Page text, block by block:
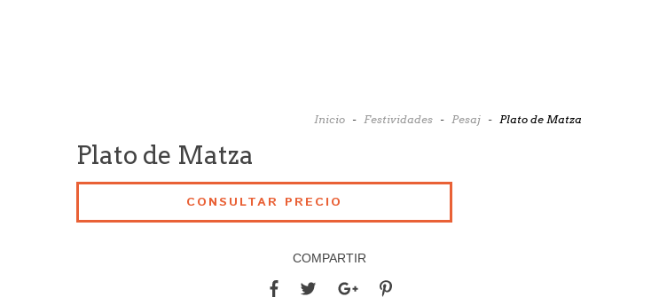
Inicio - Festividades - Pesaj - Plato de Matza
Plato de Matza
COMPARTIR